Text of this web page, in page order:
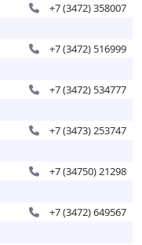
+7 (3472) 358007
+7 (3472) 516999
+7 (3472) 534777
+7 (3473) 253747
+7 (34750) 21298
+7 (3472) 649567